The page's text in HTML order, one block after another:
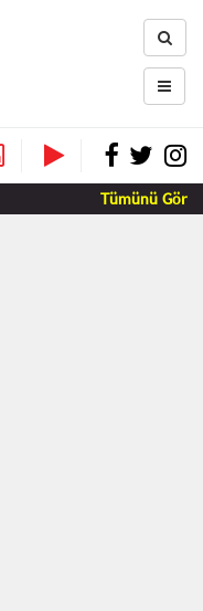
Tümünü Gör